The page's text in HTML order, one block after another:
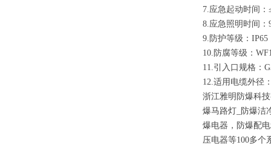
7.应急起动时间：
8.应急照明时间：
9.防护等级： IP65
10.防腐等级：
11.引入口规格：
12.适用电缆外径
浙江雅明 防爆科技
爆马路灯_防爆洁
爆电器，防爆配
压电器等100多个